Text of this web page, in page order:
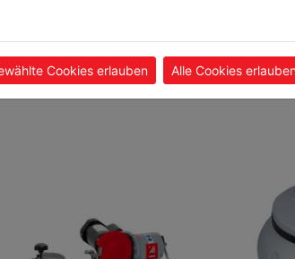
Cookies erlauben Alle Cookies